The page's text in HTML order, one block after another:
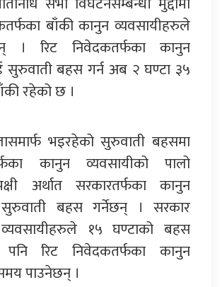
बाँकी कानुन व्यवसायीहरुले
रिट निवेदकतर्फका कानुन
सुरुवाती बहस गर्न अब २ घण्टा ३५
रहेको छ ।
भइरहेको सुरुवाती बहसमा
कानुन व्यवसायीको पालो
अर्थात सरकारतर्फका कानुन
बहस गर्नेछन् । सरकार
१५ घण्टाको बहस
रिट निवेदकतर्फका कानुन
पाउनेछन् ।